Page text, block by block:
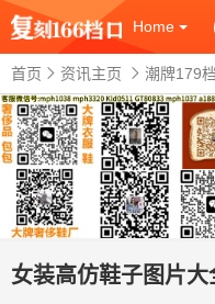
Home
首页 资讯主页 潮牌179
女装高仿鞋子图片大